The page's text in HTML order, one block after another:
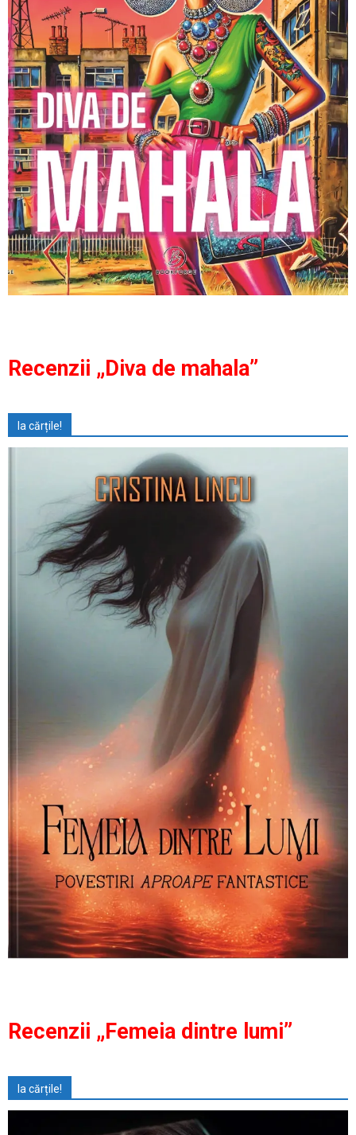
Recenzii „Diva de mahala”
Ia cărțile!
Recenzii „Femeia dintre lumi”
Ia cărțile!